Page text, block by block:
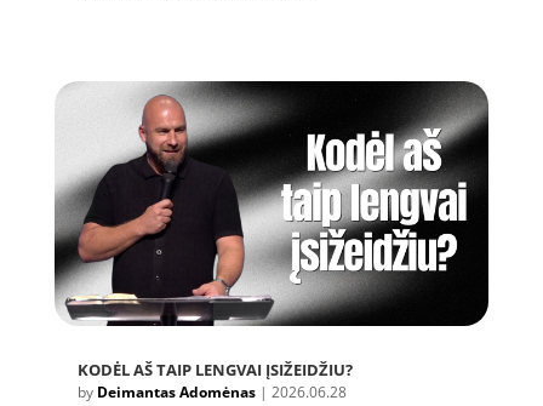
KODĖL AŠ TAIP LENGVAI ĮSIŽEIDŽIU?
by Deimantas Adomėnas| 2026.06.28